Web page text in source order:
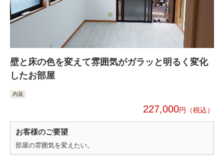
壁と床の色を変えて雰囲気がガラッと明るく変化
したお部屋
内装
227,000円
お客様のご要望
部屋の雰囲気を変えたい。